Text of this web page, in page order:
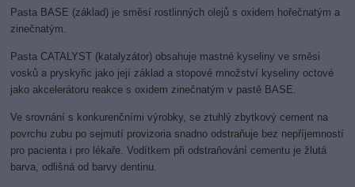
Pasta BASE (základ) je směsí rostlinných olejů s oxidem hořečnatým a
zinečnatým.
Pasta CATALYST (katalyzátor) obsahuje mastné kyseliny ve směsi
vosků a pryskyřic jako její základ a stopové množství kyseliny octové
jako akcelerátoru reakce s oxidem zinečnatým v pastě BASE.
Ve srovnání s konkurenčními výrobky, se ztuhlý zbytkový cement na
povrchu zubu po sejmutí provizoria snadno odstraňuje bez nepříjemností
pro pacienta i pro lékaře. Vodítkem při odstraňování cementu je žlutá
barva, odlišná od barvy dentinu.